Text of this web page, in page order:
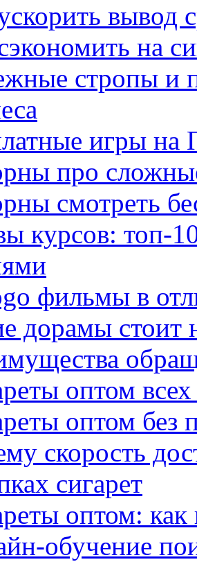
вывод
на
стропы и
игры на
про
смотреть
курсов: топ-
фильмы в
дорамы стоит
оптом
оптом без
скорость
сигарет
оптом:
обучение